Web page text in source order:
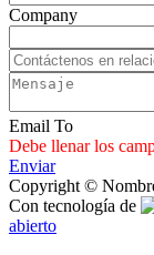
Company
Email To
Debe llenar los
Enviar
Copyright ©
Con tecnología de
abierto